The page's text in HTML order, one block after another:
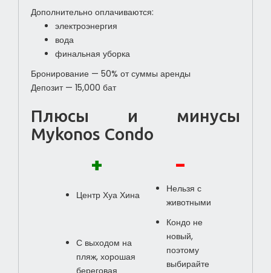
Дополнительно оплачиваются:
электроэнергия
вода
финальная уборка
Бронирование — 50% от суммы аренды
Депозит — 15,000 бат
Плюсы и минусы
Mykonos Condo
+ -
Центр Хуа Хина
Нельзя с
животными
С выходом на
пляж, хорошая
береговая
Кондо не
новый,
поэтому
выбирайте